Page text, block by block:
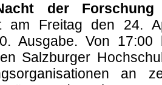
der
am Freitag den 24.
Ausgabe. Von 17:00
Salzburger
an